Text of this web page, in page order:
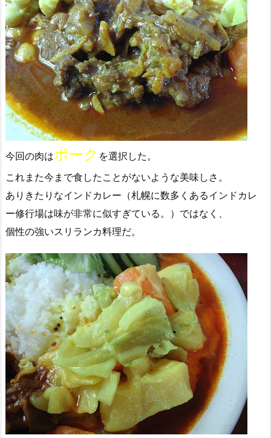
今回の肉はポーク を選択した。
これまた今まで食したことがないような美味しさ。
ありきたりなインドカレー（札幌に数多くあるインドカレ
ー修行場は味が非常に似すぎている。）ではなく、
個性の強いスリランカ料理だ。